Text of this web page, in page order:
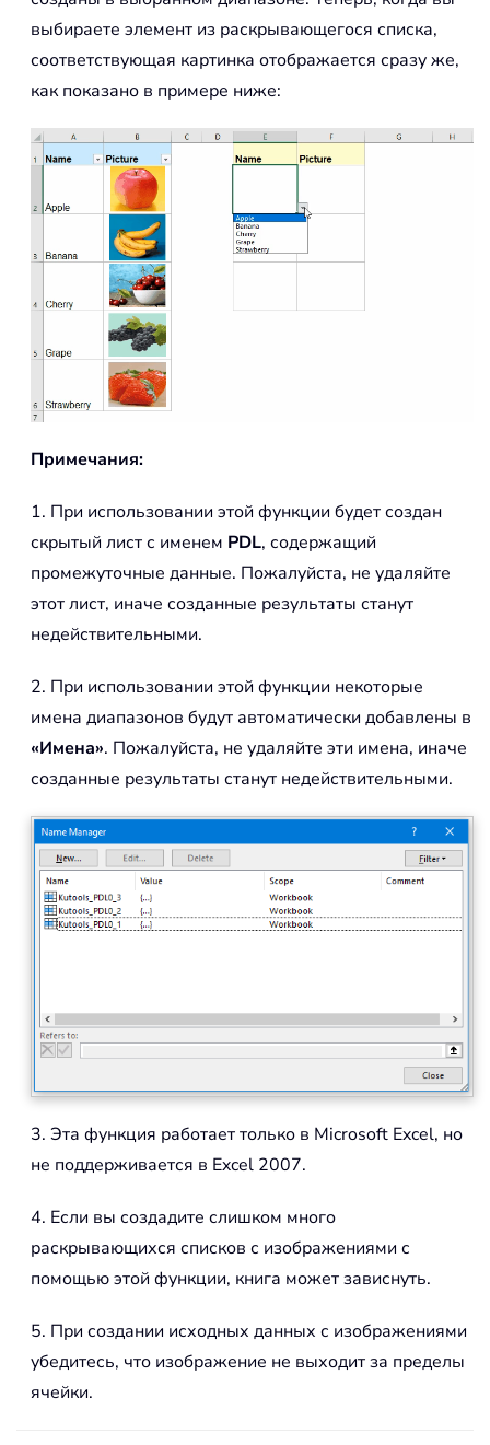
выбираете элемент из раскрывающегося списка,
соответствующая картинка отображается сразу же,
как показано в примере ниже:
Примечания:
1. При использовании этой функции будет создан
скрытый лист с именем PDL, содержащий
промежуточные данные. Пожалуйста, не удаляйте
этот лист, иначе созданные результаты станут
недействительными.
2. При использовании этой функции некоторые
имена диапазонов будут автоматически добавлены в
«Имена». Пожалуйста, не удаляйте эти имена, иначе
созданные результаты станут недействительными.
3. Эта функция работает только в Microsoft Excel, но
не поддерживается в Excel 2007.
4. Если вы создадите слишком много
раскрывающихся списков с изображениями с
помощью этой функции, книга может зависнуть.
5. При создании исходных данных с изображениями
убедитесь, что изображение не выходит за пределы
ячейки.